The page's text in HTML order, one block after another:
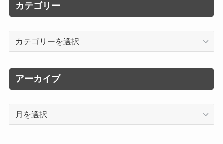
カテゴリー
リ
ー
アーカイブ